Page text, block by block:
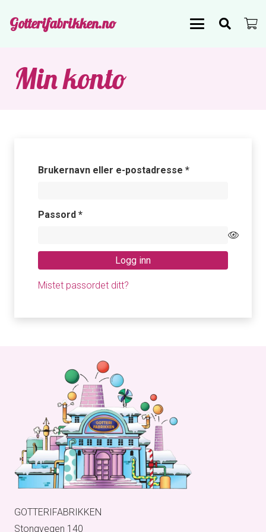
Gotterifabrikken.no
Min konto
Brukernavn eller e-postadresse *Påkrevd
Passord *Påkrevd
Logg inn
Mistet passordet ditt?
GOTTERIFABRIKKEN
Stongvegen 140